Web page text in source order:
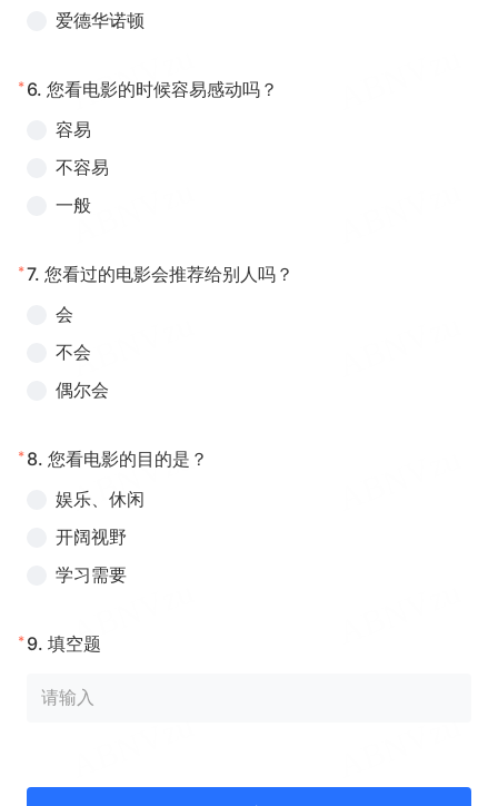
爱德华诺顿
* 6. 您看电影的时候容易感动吗？
容易
不容易
一般
*7. 您看过的电影会推荐给别人吗？
会
不会
偶尔会
* 8. 您看电影的目的是？
娱乐、休闲
开阔视野
学习需要
* 9. 填空题